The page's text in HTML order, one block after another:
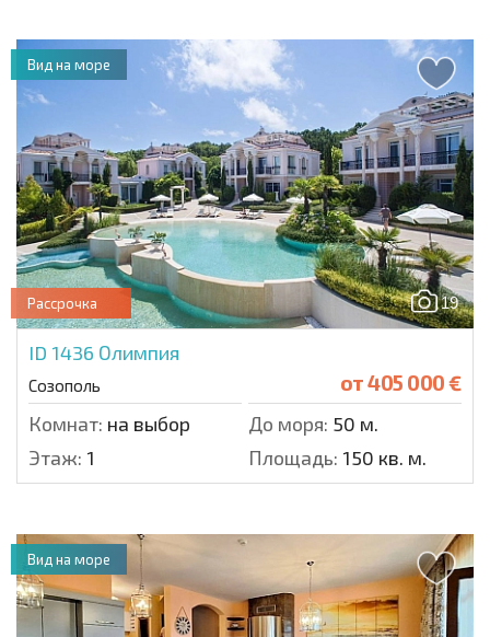
19
Рассрочка
ID 1436 Олимпия
Созополь от405 000 €
Комнат: на выбор До моря: 50 м.
Этаж: 1 Площадь: 150 кв. м.
Вид на море
Вид на море